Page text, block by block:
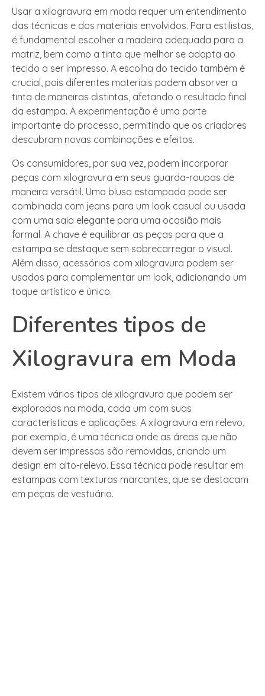
Usar a xilogravura em moda requer um entendimento
das técnicas e dos materiais envolvidos. Para estilistas,
é fundamental escolher a madeira adequada para a
matriz, bem como a tinta que melhor se adapta ao
tecido a ser impresso. A escolha do tecido também é
crucial, pois diferentes materiais podem absorver a
tinta de maneiras distintas, afetando o resultado final
da estampa. A experimentação é uma parte
importante do processo, permitindo que os criadores
descubram novas combinações e efeitos.
Os consumidores, por sua vez, podem incorporar
peças com xilogravura em seus guarda-roupas de
maneira versátil. Uma blusa estampada pode ser
combinada com jeans para um look casual ou usada
com uma saia elegante para uma ocasião mais
formal. A chave é equilibrar as peças para que a
estampa se destaque sem sobrecarregar o visual.
Além disso, acessórios com xilogravura podem ser
usados para complementar um look, adicionando um
toque artístico e único.
Diferentes tipos de
Xilogravura em Moda
Existem vários tipos de xilogravura que podem ser
explorados na moda, cada um com suas
características e aplicações. A xilogravura em relevo,
por exemplo, é uma técnica onde as áreas que não
devem ser impressas são removidas, criando um
design em alto-relevo. Essa técnica pode resultar em
estampas com texturas marcantes, que se destacam
em peças de vestuário.